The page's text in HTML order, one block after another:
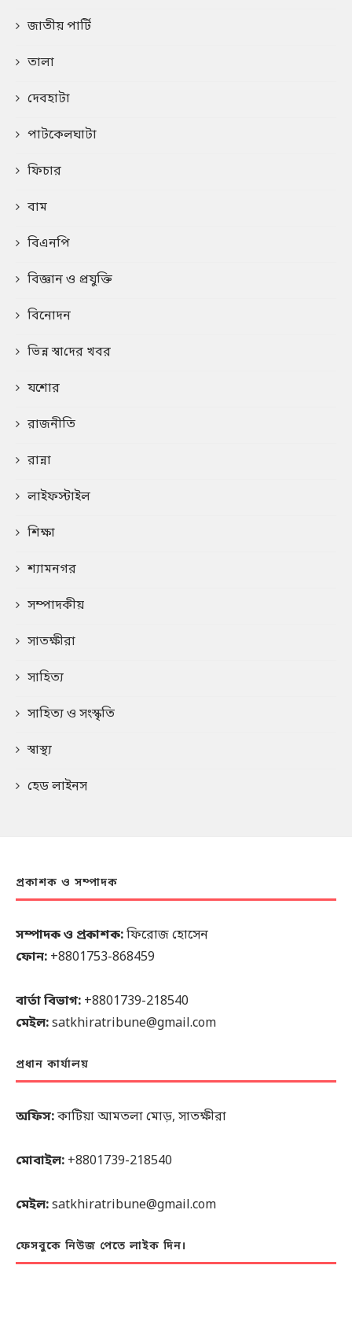
জাতীয় পার্টি
তালা
দেবহাটা
পাটকেলঘাটা
ফিচার
বাম
বিএনপি
বিজ্ঞান ও প্রযুক্তি
বিনোদন
ভিন্ন স্বা‌দের খবর
যশোর
রাজনীতি
রান্না
লাইফস্টাইল
শিক্ষা
শ্যামনগর
সম্পাদকীয়
সাতক্ষীরা
সাহিত্য
সাহিত্য ও সংস্কৃতি
স্বাস্থ্য
হেড লাইনস
প্রকাশক ও সম্পাদক
সম্পাদক ও প্রকাশক:ফিরোজ হোসেন
ফোন: +8801753-868459
বার্তা বিভাগ: +8801739-218540
মেইল:satkhiratribune@gmail.com
প্রধান কার্যালয়
অফিস:কাটিয়া আমতলা মোড়, সাতক্ষীরা
মোবাইল: +8801739-218540
মেইল:satkhiratribune@gmail.com
ফেসবুকে নিউজ পেতে লাইক দিন।